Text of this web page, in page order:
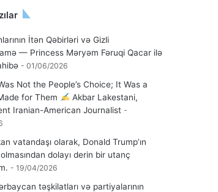
İtən Qəbirləri və Gizli
— Princess Məryəm Fəruqi Qacar ilə
01/06/2026
Not the People’s Choice; It Was a
for Them
Akbar Lakestani,
Iranian-American Journalist
vatandaşı olarak, Donald Trump’ın
dolayı derin bir utanç
19/04/2026
təşkilatları və partiyalarının